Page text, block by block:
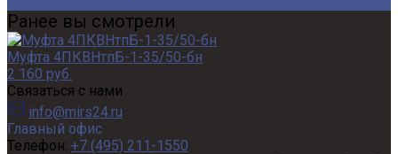
Ранее вы смотрели
Муфта 4ПКВНтпБ-1-35/50-бн
2 160 руб.
Связаться с нами
info@mirs24.ru
Главный офис
Телефон: +7 (495) 211-1550